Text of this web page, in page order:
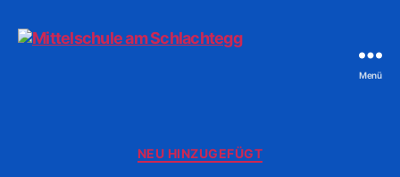
Menü
Kategorien
NEU HINZUGEFÜGT